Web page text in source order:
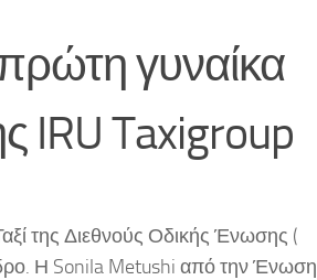
γυναίκα
IRU Taxigroup
της Διεθνούς Οδικής Ένωσης (
Η Sonila Metushi από την Ένωση